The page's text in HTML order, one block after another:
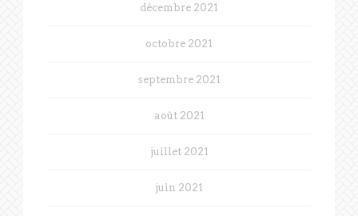
décembre 2021
octobre 2021
septembre 2021
août 2021
juillet 2021
juin 2021